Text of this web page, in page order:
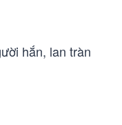
hắn, lan tràn